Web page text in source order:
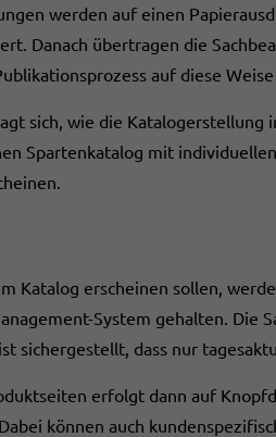
werden auf einen
Danach übertragen die
auf diese Weise
sich, wie die
Spartenkatalog mit
Katalog erscheinen sollen,
System gehalten. Die
sichergestellt, dass nur
erfolgt dann auf
können auch